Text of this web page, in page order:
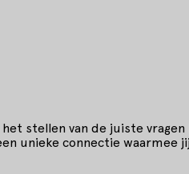
stellen van de juiste
unieke connectie waarmee